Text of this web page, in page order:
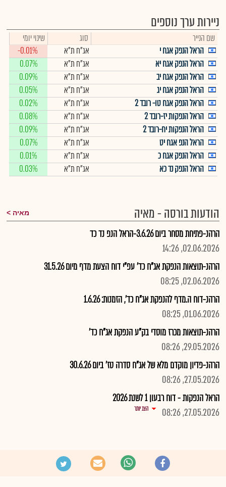
ניירות ערך נוספים
שם הנייר סוג
שינוי יומי
הראל הנפק אגח י
אג"ח ת"א
-0.01%
הראל הנפק אגח יא
אג"ח ת"א
0.07%
הראל הנפק אגח יב
אג"ח ת"א
0.09%
הראל הנפק אגח יג
אג"ח ת"א
0.05%
הראל הנפק אגח טו- רובד 2
אג"ח ת"א
0.02%
הראל הנפקות יז-רובד 2
אג"ח ת"א
0.08%
הראל הנפקות יח-רובד 2
אג"ח ת"א
0.09%
הראל הנפ אגח יט
אג"ח ת"א
0.07%
הראל הנפק אגח כ
אג"ח ת"א
0.01%
הראל הנפק נד כא
אג"ח ת"א 0.03%
הודעות בורסה - מאיה מאיה
הרהנ-פתיחת מסחר ביום 3.6.26-הראל הנפ נד כד
02.06.2026, 14:26
הרהנ-תוצאות הנפקת אג"ח כד' עפ"י דוח הצעת מדף מיום 31.5.26
02.06.2026, 08:25
הרהנ-דוח ה.מדף להנפקת אג"ח כד', הזמנות: 1.6.26
01.06.2026, 08:25
הרהנ-תוצאות מכרז מוסדי בק"ע הנפקת אג"ח כד'
29.05.2026, 08:26
הרהנ-פדיון מוקדם מלא של אג"ח סדרה טז' ביום 30.6.26
27.05.2026, 08:26
הראל הנפקות - דוח רבעון 1 לשנת 2026
27.05.2026, 08:26
הצג יותר